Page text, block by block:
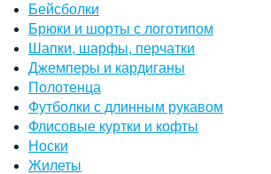
Бейсболки
Брюки и шорты с логотипом
Шапки, шарфы, перчатки
Джемперы и кардиганы
Полотенца
Футболки с длинным рукавом
Флисовые куртки и кофты
Носки
Жилеты